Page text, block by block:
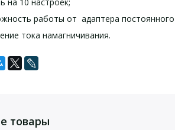
работы от адаптера
тока намагничивания.
материалы
товары